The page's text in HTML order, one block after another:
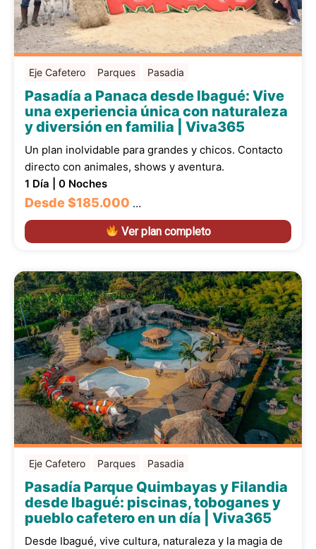
Eje Cafetero Parques Pasadia
Pasadía a Panaca desde Ibagué: Vive
una experiencia única con naturaleza
y diversión en familia | Viva365
Un plan inolvidable para grandes y chicos. Contacto
directo con animales, shows y aventura.
1 Día | 0 Noches
Desde$185.000 …
Ver plan completo
Eje Cafetero Parques Pasadia
Pasadía Parque Quimbayas y Filandia
desde Ibagué: piscinas, toboganes y
pueblo cafetero en un día | Viva365
Desde Ibagué, vive cultura, naturaleza y la magia de